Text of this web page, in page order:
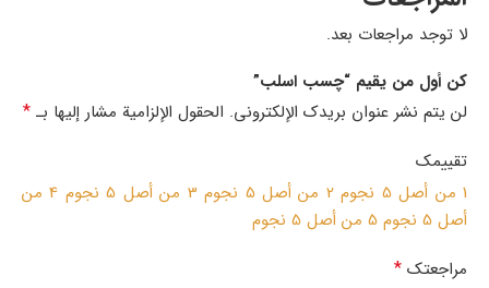
لا توجد مراجعات بعد.
كن أول من يقيم “چسب اسلب”
لن يتم نشر عنوان بريدك الإلكتروني. الحقول الإلزامية مشار إليها بـ *
تقييمك
1 من أصل 5 نجوم
2 من أصل 5 نجوم 3 من أصل 5 نجوم
4 من
أصل 5 نجوم
5 من أصل 5 نجوم
مراجعتك *